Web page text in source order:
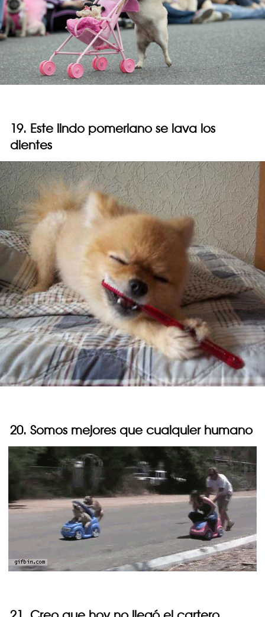
19. Este lindo pomeriano se lava los
dientes
20. Somos mejores que cualquier humano